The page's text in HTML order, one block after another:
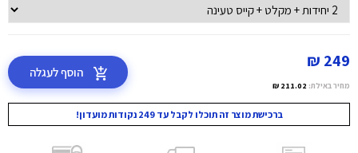
249 ₪
מחיר באילת: 211.02 ₪
הוסף לעגלה
ברכישת מוצר זה תוכלו לקבל עד 249 נקודות מועדון!